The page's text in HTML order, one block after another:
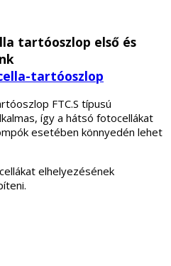
tartóoszlop első és
FTC.S típusú
így a hátsó fotocellákat
esetében könnyedén lehet
elhelyezésének